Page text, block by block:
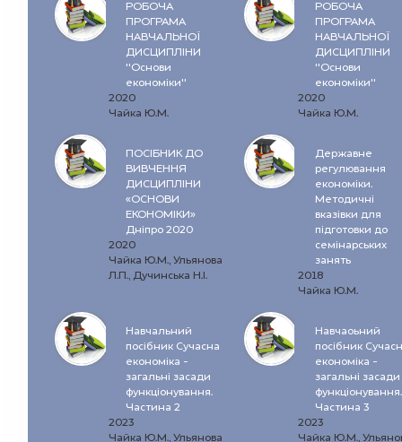
РОБОЧА
ПРОГРАМА
НАВЧАЛЬНОЇ
ДИСЦИПЛІНИ
"Основи
економіки"
2020
Чайка Ю.М.
РОБОЧА
ПРОГРАМА
НАВЧАЛЬНОЇ
ДИСЦИПЛІНИ
"Основи
економіки"
2020
Чайка Ю.М.
ПОСІБНИК ДО
ВИВЧЕННЯ
ДИСЦИПЛІНИ
«ОСНОВИ
ЕКОНОМІКИ»
Дніпро 2020
2020
Чайка Ю.М., Ульянова
Л.П., Дучинська Н.І.
Державне
регулювання
економіки.
Методичні
вказівки для
підготовки до
семінарських
занять
2018
Чайка Ю.М.
Навчальний
посібник Сучасна
економіка -
загальні засади
функціонування.
Частина 2
2023
Чайка Ю.М., Ульянова
Навчаоьний
посібник
економіка -
загальні засади
функціонування.
Частина 3
2023
Чайка Ю.М.,